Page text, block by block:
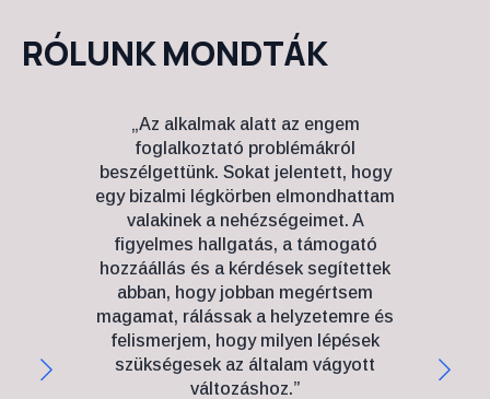
RÓLUNK MONDTÁK
„Az alkalmak alatt az engem
foglalkoztató problémákról
beszélgettünk. Sokat jelentett, hogy
egy bizalmi légkörben elmondhattam
valakinek a nehézségeimet. A
figyelmes hallgatás, a támogató
hozzáállás és a kérdések segítettek
abban, hogy jobban megértsem
magamat, rálássak a helyzetemre és
felismerjem, hogy milyen lépések
szükségesek az általam vágyott
változáshoz.”